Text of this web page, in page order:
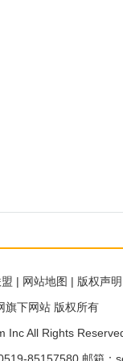
| 网站地图 | 版权声明
旗下网站版权所有
Inc All Rights